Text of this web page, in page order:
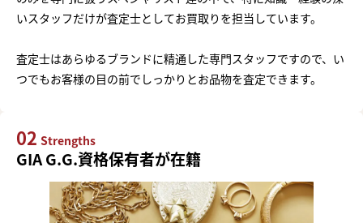
いスタッフだけが査定士としてお買取りを担当しています。
査定士はあらゆるブランドに精通した専門スタッフですので、い
つでもお客様の目の前でしっかりとお品物を査定できます。
02 Strengths
GIA G.G.資格保有者が在籍